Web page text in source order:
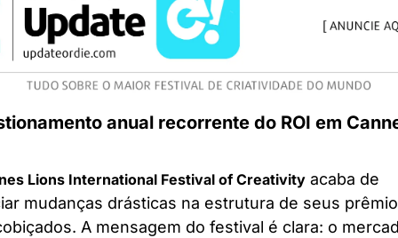
anual recorrente do ROI em
Lions International Festival of Creativity acaba de
mudanças drásticas na estrutura de seus
A mensagem do festival é clara: o